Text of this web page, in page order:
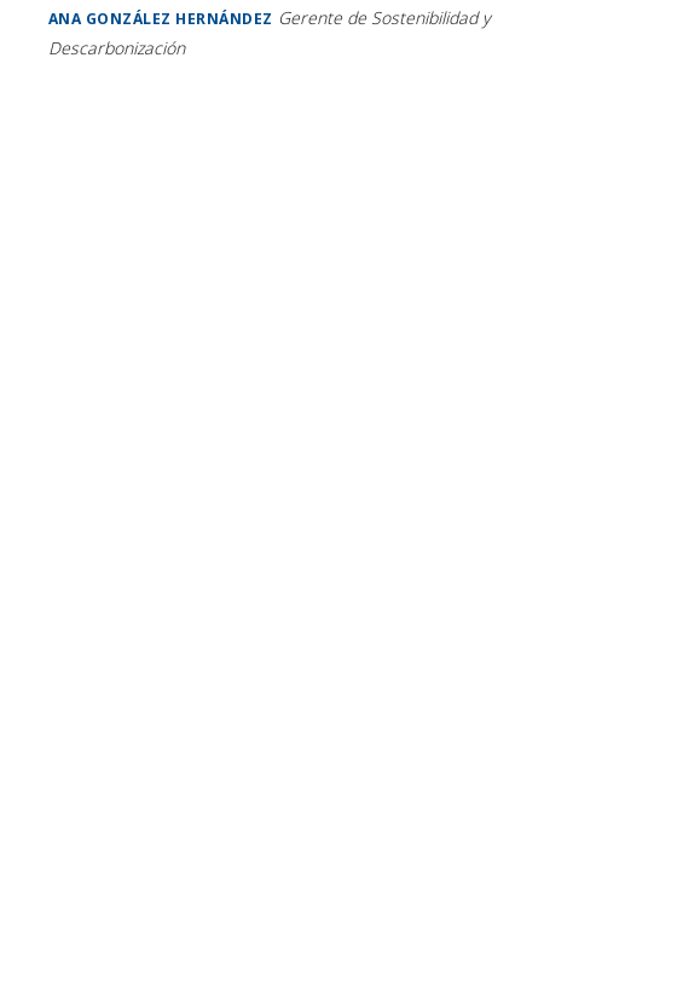
ANA GONZÁLEZ HERNÁNDEZ Gerente de Sostenibilidad y
Descarbonización